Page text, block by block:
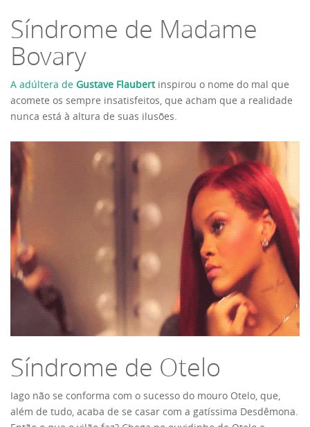
Síndrome de Madame
Bovary
A adúltera de Gustave Flaubert inspirou o nome do mal que
acomete os sempre insatisfeitos, que acham que a realidade
nunca está à altura de suas ilusões.
Síndrome de Otelo
Iago não se conforma com o sucesso do mouro Otelo, que,
além de tudo, acaba de se casar com a gatíssima Desdêmona.